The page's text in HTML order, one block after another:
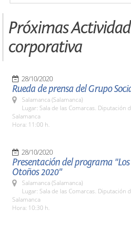
Próximas
corporativa
28/10/2020
Rueda de prensa del Grupo
Salamanca (Salamanca)
Lugar: Sala de las Comarcas. Diputación
Salamanca
Hora: 11:00 h.
28/10/2020
Presentación del programa "Los
Otoños 2020"
Salamanca (Salamanca)
Lugar: Sala de las Comarcas. Diputación
Salamanca
Hora: 10:30 h.